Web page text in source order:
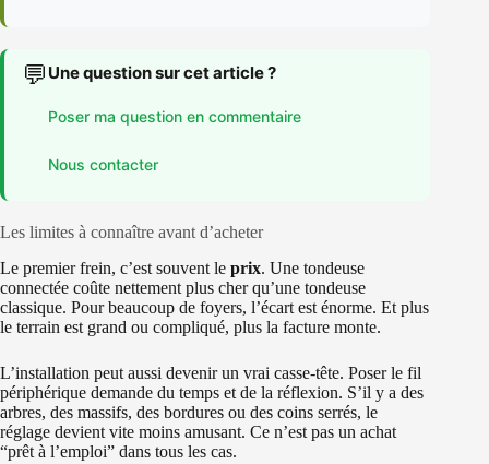
💬 Une question sur cet article ?
Poser ma question en commentaire
Nous contacter
Les limites à connaître avant d’acheter
Le premier frein, c’est souvent le prix. Une tondeuse
connectée coûte nettement plus cher qu’une tondeuse
classique. Pour beaucoup de foyers, l’écart est énorme. Et plus
le terrain est grand ou compliqué, plus la facture monte.
L’installation peut aussi devenir un vrai casse-tête. Poser le fil
périphérique demande du temps et de la réflexion. S’il y a des
arbres, des massifs, des bordures ou des coins serrés, le
réglage devient vite moins amusant. Ce n’est pas un achat
“prêt à l’emploi” dans tous les cas.